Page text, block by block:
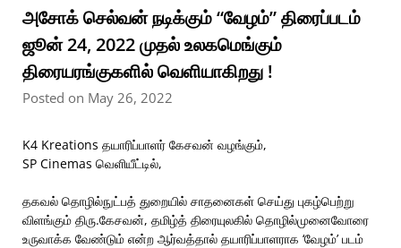
அசோக் செல்வன் நடிக்கும் “வேழம்” திரைப்படம்
ஜூன் 24, 2022 முதல் உலகமெங்கும்
திரையரங்குகளில் வெளியாகிறது !
Posted on May 26, 2022
K4 Kreations தயாரிப்பாளர் கேசவன் வழங்கும்,
SP Cinemas வெளியீட்டில்,
தகவல் தொழில்நுட்பத் துறையில் சாதனைகள் செய்து புகழ்பெற்று
விளங்கும் திரு.கேசவன், தமிழ்த் திரையுலகில் தொழில்முனைவோரை
உருவாக்க வேண்டும் என்ற ஆர்வத்தால் தயாரிப்பாளராக ‘வேழம்’ படம்